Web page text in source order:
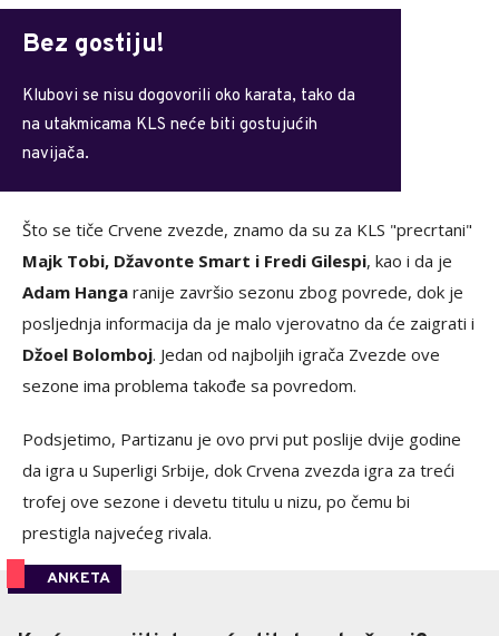
Bez gostiju!
Klubovi se nisu dogovorili oko karata, tako da
na utakmicama KLS neće biti gostujućih
navijača.
Što se tiče Crvene zvezde, znamo da su za KLS "precrtani"
Majk Tobi, Džavonte Smart i Fredi Gilespi, kao i da je
Adam Hanga ranije završio sezonu zbog povrede, dok je
posljednja informacija da je malo vjerovatno da će zaigrati i
Džoel Bolomboj. Jedan od najboljih igrača Zvezde ove
sezone ima problema takođe sa povredom.
Podsjetimo, Partizanu je ovo prvi put poslije dvije godine
da igra u Superligi Srbije, dok Crvena zvezda igra za treći
trofej ove sezone i devetu titulu u nizu, po čemu bi
prestigla najvećeg rivala.
ANKETA